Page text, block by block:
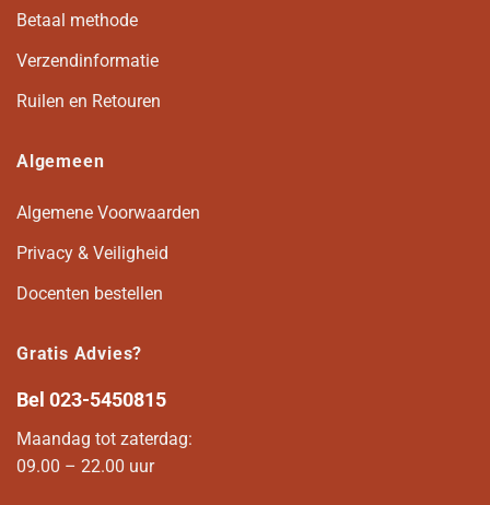
Betaal methode
Verzendinformatie
Ruilen en Retouren
Algemeen
Algemene Voorwaarden
Privacy & Veiligheid
Docenten bestellen
Gratis Advies?
Bel 023-5450815
Maandag tot zaterdag:
09.00 – 22.00 uur